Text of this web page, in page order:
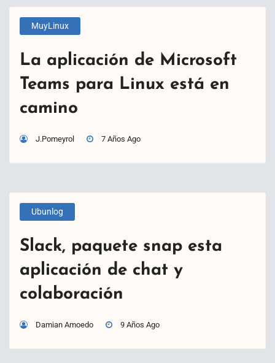
MuyLinux
La aplicación de Microsoft
Teams para Linux está en
camino
J.Pomeyrol 7 Años Ago
Ubunlog
Slack, paquete snap esta
aplicación de chat y
colaboración
Damian Amoedo 9 Años Ago